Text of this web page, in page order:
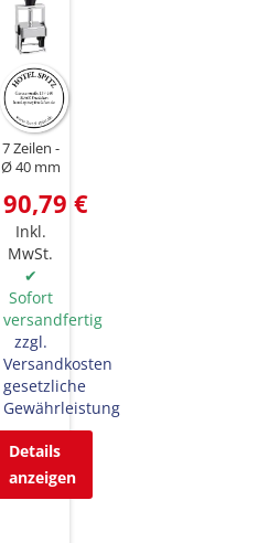
7 Zeilen
Ø 40 mm
90,79 €
Inkl.
MwSt.
✔
Sofort
versandfertig
zzgl.
Versandkosten
gesetzliche
Gewährleistung
Details
anzeigen